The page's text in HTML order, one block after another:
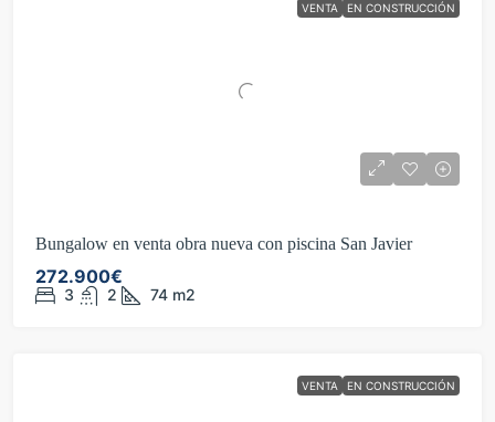
VENTA EN CONSTRUCCIÓN
Bungalow en venta obra nueva con piscina San Javier
272.900€
3 2 74 m2
VENTA EN CONSTRUCCIÓN